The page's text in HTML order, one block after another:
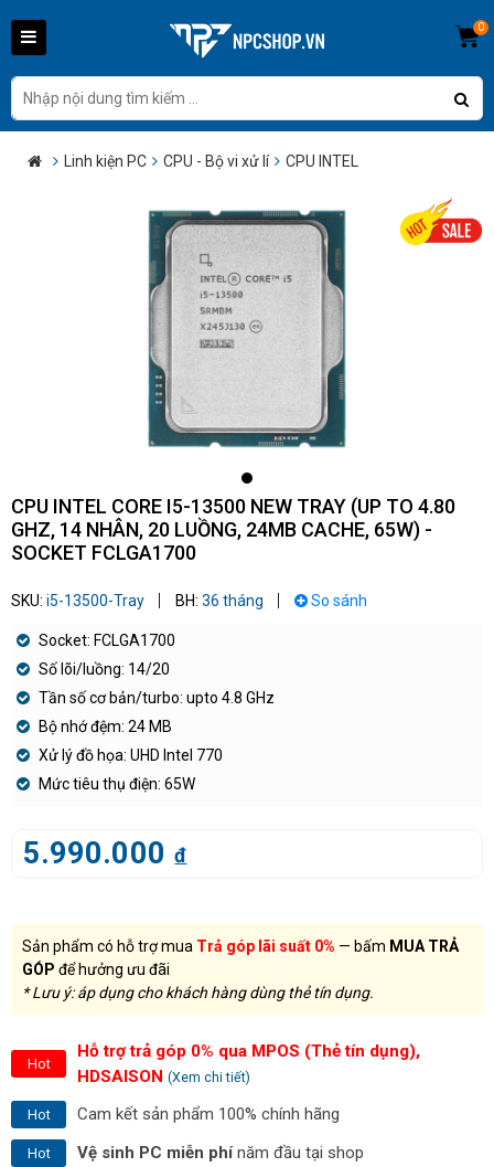
0
Linh kiện PC CPU - Bộ vi xử lí CPU INTEL
CPU INTEL CORE I5-13500 NEW TRAY (UP TO 4.80
GHZ, 14 NHÂN, 20 LUỒNG, 24MB CACHE, 65W) -
SOCKET FCLGA1700
SKU: i5-13500-Tray BH: 36 tháng So sánh
Socket: FCLGA1700
Số lõi/luồng: 14/20
Tần số cơ bản/turbo: upto 4.8 GHz
Bộ nhớ đệm: 24 MB
Xử lý đồ họa: UHD Intel 770
Mức tiêu thụ điện: 65W
5.990.000 đ
Sản phẩm có hỗ trợ mua Trả góp lãi suất 0% — bấm MUA TRẢ
GÓP để hưởng ưu đãi
* Lưu ý: áp dụng cho khách hàng dùng thẻ tín dụng.
Hot
Hỗ trợ trả góp 0% qua MPOS (Thẻ tín dụng),
HDSAISON (Xem chi tiết)
Hot Cam kết sản phẩm 100% chính hãng
Hot Vệ sinh PC miễn phínăm đầu tại shop